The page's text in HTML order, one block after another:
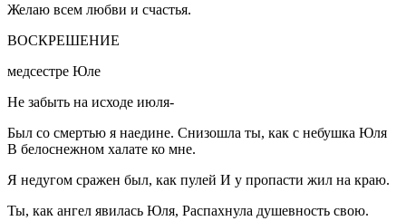
Желаю всем любви и счастья.
ВОСКРЕШЕНИЕ
медсестре Юле
Не забыть на исходе июля-
Был со смертью я наедине. Снизошла ты, как с небушка Юля
В белоснежном халате ко мне.
Я недугом сражен был, как пулей И у пропасти жил на краю.
Ты, как ангел явилась Юля, Распахнула душевность свою.